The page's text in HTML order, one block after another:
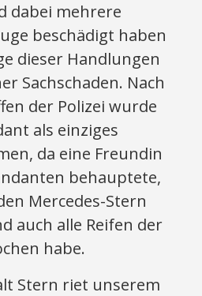
dabei mehrere
beschädigt haben
dieser Handlungen
Sachschaden. Nach
der Polizei wurde
als einziges
da eine Freundin
behauptete,
Mercedes-Stern
auch alle Reifen der
habe.
Stern riet unserem